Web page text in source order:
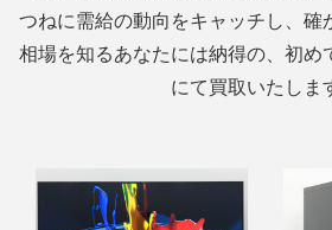
つねに需給の動向をキャッチし、確
相場を知るあなたには納得の、初め
にて買取いたしま